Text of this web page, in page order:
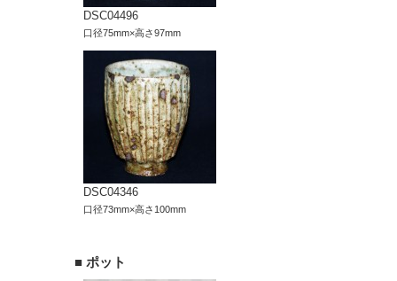
DSC04496
口径75mm×高さ97mm
DSC04346
口径73mm×高さ100mm
■ ポット